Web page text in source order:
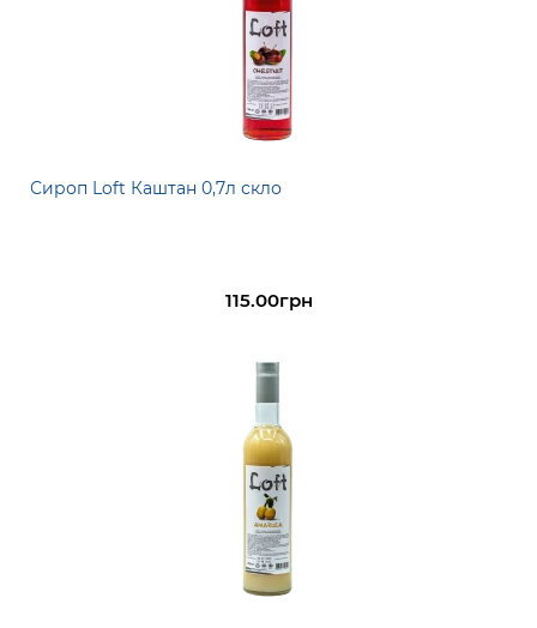
Сироп Loft Каштан 0,7л скло
115.00грн